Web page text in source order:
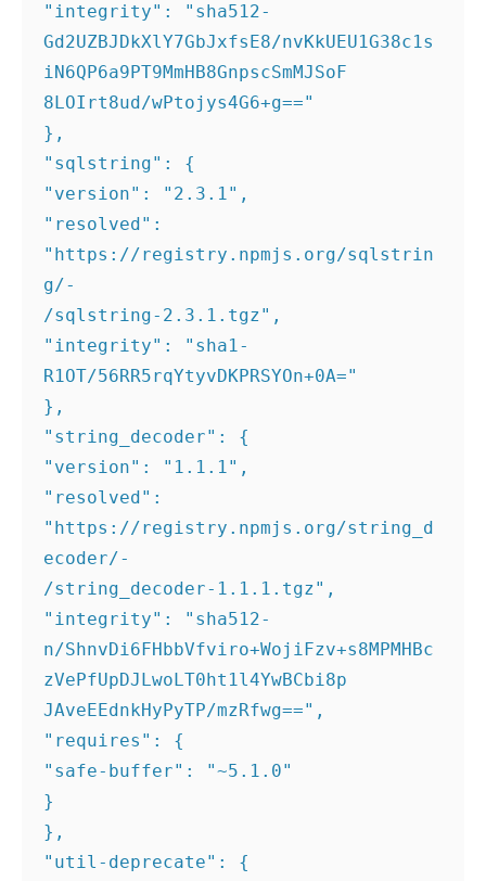
"integrity": "sha512-
Gd2UZBJDkXlY7GbJxfsE8/nvKkUEU1G38c1s
iN6QP6a9PT9MmHB8GnpscSmMJSoF
8LOIrt8ud/wPtojys4G6+g=="
},
"sqlstring": {
"version": "2.3.1",
"resolved":
"https://registry.npmjs.org/sqlstrin
g/-
/sqlstring-2.3.1.tgz",
"integrity": "sha1-
R1OT/56RR5rqYtyvDKPRSYOn+0A="
},
"string_decoder": {
"version": "1.1.1",
"resolved":
"https://registry.npmjs.org/string_d
ecoder/-
/string_decoder-1.1.1.tgz",
"integrity": "sha512-
n/ShnvDi6FHbbVfviro+WojiFzv+s8MPMHBc
zVePfUpDJLwoLT0ht1l4YwBCbi8p
JAveEEdnkHyPyTP/mzRfwg==",
"requires": {
"safe-buffer": "~5.1.0"
}
},
"util-deprecate": {